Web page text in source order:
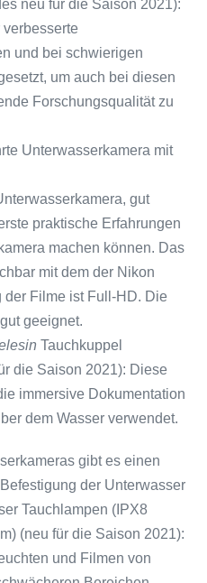
neu für die Saison 2021):
verbesserte
und bei schwierigen
um auch bei diesen
Forschungsqualität zu
Unterwasserkamera mit
gut
praktische Erfahrungen
machen können. Das
mit dem der Nikon
der Filme ist Full-HD. Die
geeignet.
Tauchkuppel
die Saison 2021): Diese
immersive Dokumentation
dem Wasser verwendet.
gibt es einen
der Unterwasser
Tauchlampen (IPX8
(neu für die Saison 2021):
und Filmen von